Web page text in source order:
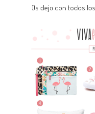
Os dejo con todos